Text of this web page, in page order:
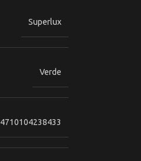
Superlux
Verde
4710104238433